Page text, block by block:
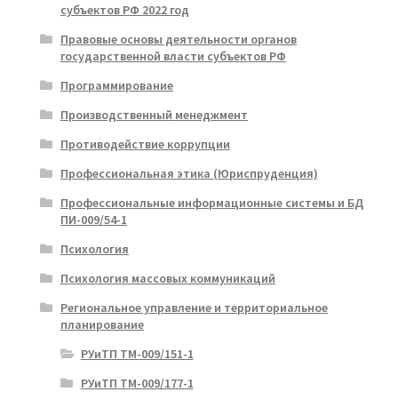
субъектов РФ 2022 год
Правовые основы деятельности органов
государственной власти субъектов РФ
Программирование
Производственный менеджмент
Противодействие коррупции
Профессиональная этика (Юриспруденция)
Профессиональные информационные системы и БД
ПИ-009/54-1
Психология
Психология массовых коммуникаций
Региональное управление и территориальное
планирование
РУиТП ТМ-009/151-1
РУиТП ТМ-009/177-1